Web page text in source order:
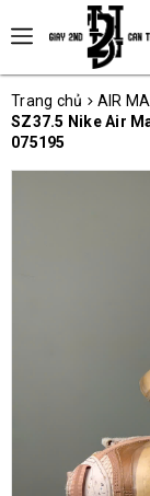
Trang chủ
AIR
SZ37.5 Nike Air
075195